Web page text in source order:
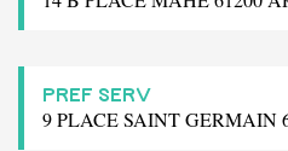
PREF SERV
9 PLACE SAINT GERMAIN